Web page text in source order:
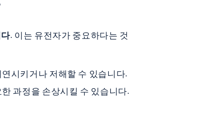
. 이는 유전자가 중요하다는 것
시키거나 저해할 수 있습니다.
과정을 손상시킬 수 있습니다.